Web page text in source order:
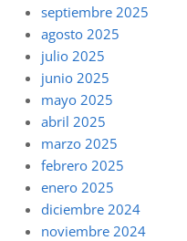
septiembre 2025
agosto 2025
julio 2025
junio 2025
mayo 2025
abril 2025
marzo 2025
febrero 2025
enero 2025
diciembre 2024
noviembre 2024